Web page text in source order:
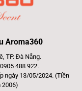
Aroma360
TP. Đà Nẵng.
488 922.
ngày 13/05/2024. (Tiền
2006)